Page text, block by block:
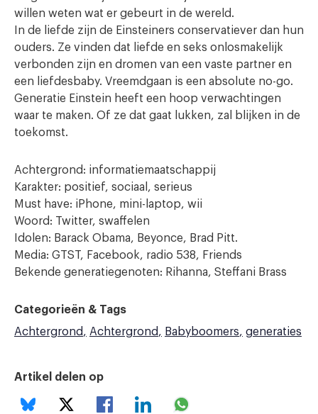
willen weten wat er gebeurt in de wereld.
In de liefde zijn de Einsteiners conservatiever dan hun
ouders. Ze vinden dat liefde en seks onlosmakelijk
verbonden zijn en dromen van een vaste partner en
een liefdesbaby. Vreemdgaan is een absolute no-go.
Generatie Einstein heeft een hoop verwachtingen
waar te maken. Of ze dat gaat lukken, zal blijken in de
toekomst.
Achtergrond: informatiemaatschappij
Karakter: positief, sociaal, serieus
Must have: iPhone, mini-laptop, wii
Woord: Twitter, swaffelen
Idolen: Barack Obama, Beyonce, Brad Pitt.
Media: GTST, Facebook, radio 538, Friends
Bekende generatiegenoten: Rihanna, Steffani Brass
Categorieën & Tags
Achtergrond
Achtergrond Babyboomers generaties
Artikel delen op